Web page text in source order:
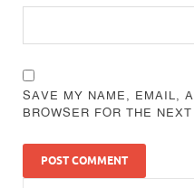
SAVE MY NAME, EMAIL,
BROWSER FOR THE